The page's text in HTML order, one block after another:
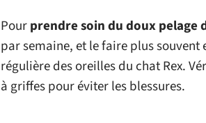
Pourprendre soin du doux pelage
par semaine, et le faire plus
régulière des oreilles du chat Rex.
à griffes pour éviter les blessures.